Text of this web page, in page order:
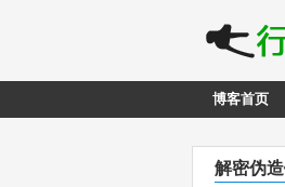
博客首页
解密伪